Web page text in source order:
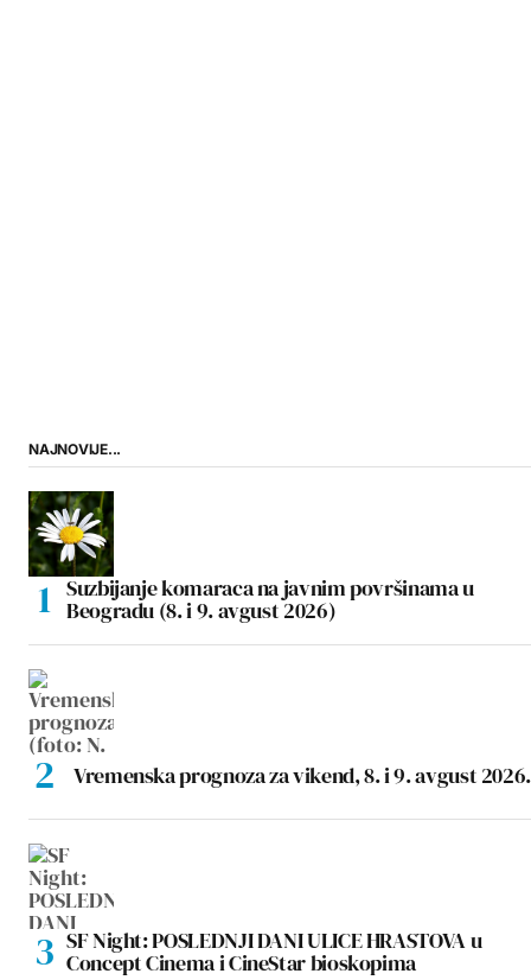
NAJNOVIJE...
Suzbijanje komaraca na javnim površinama u
Beogradu (8. i 9. avgust 2026)
Vremenska prognoza za vikend, 8. i 9. avgust 2026.
SF Night: POSLEDNJI DANI ULICE HRASTOVA u
Concept Cinema i CineStar bioskopima